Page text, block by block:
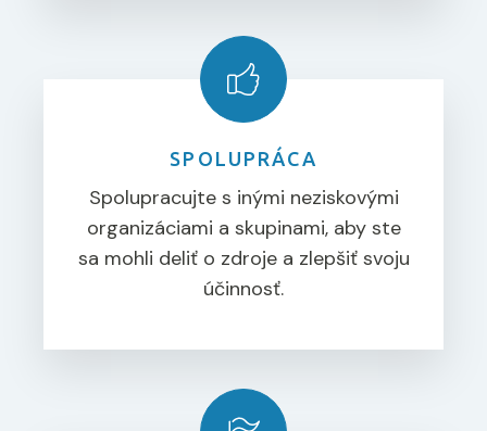
SPOLUPRÁCA
Spolupracujte s inými neziskovými
organizáciami a skupinami, aby ste
sa mohli deliť o zdroje a zlepšiť svoju
účinnosť.